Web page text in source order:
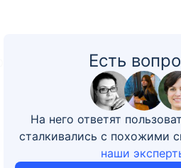
Есть
На него ответят
сталкивались с похожими
наши